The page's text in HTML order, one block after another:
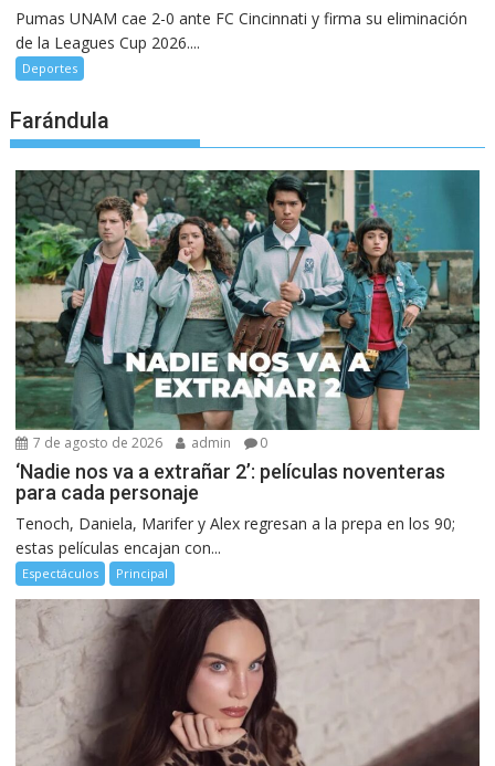
Pumas UNAM cae 2-0 ante FC Cincinnati y firma su eliminación
de la Leagues Cup 2026....
Deportes
Farándula
7 de agosto de 2026 admin 0
‘Nadie nos va a extrañar 2’: películas noventeras
para cada personaje
Tenoch, Daniela, Marifer y Alex regresan a la prepa en los 90;
estas películas encajan con...
Espectáculos Principal